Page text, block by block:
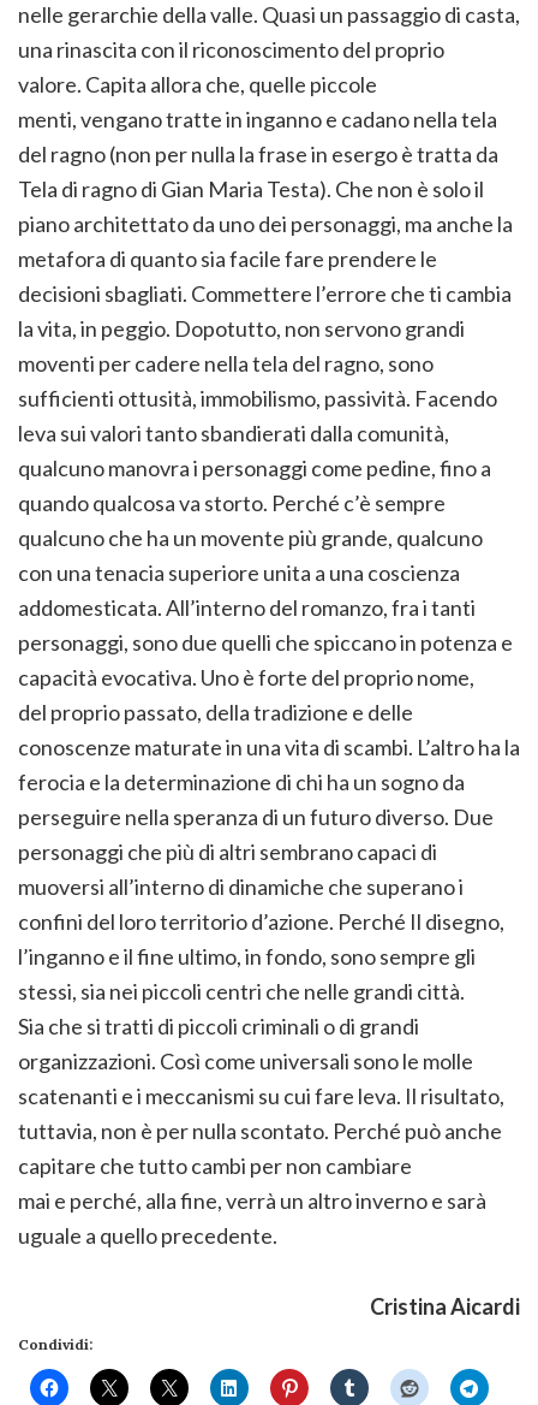
nelle gerarchie della valle. Quasi un passaggio di casta,
una rinascita con il riconoscimento del proprio
valore. Capita allora che, quelle piccole
menti, vengano tratte in inganno e cadano nella tela
del ragno (non per nulla la frase in esergo è tratta da
Tela di ragno di Gian Maria Testa). Che non è solo il
piano architettato da uno dei personaggi, ma anche la
metafora di quanto sia facile fare prendere le
decisioni sbagliati. Commettere l’errore che ti cambia
la vita, in peggio. Dopotutto, non servono grandi
moventi per cadere nella tela del ragno, sono
sufficienti ottusità, immobilismo, passività. Facendo
leva sui valori tanto sbandierati dalla comunità,
qualcuno manovra i personaggi come pedine, fino a
quando qualcosa va storto. Perché c’è sempre
qualcuno che ha un movente più grande, qualcuno
con una tenacia superiore unita a una coscienza
addomesticata. All’interno del romanzo, fra i tanti
personaggi, sono due quelli che spiccano in potenza e
capacità evocativa. Uno è forte del proprio nome,
del proprio passato, della tradizione e delle
conoscenze maturate in una vita di scambi. L’altro ha la
ferocia e la determinazione di chi ha un sogno da
perseguire nella speranza di un futuro diverso. Due
personaggi che più di altri sembrano capaci di
muoversi all’interno di dinamiche che superano i
confini del loro territorio d’azione. Perché Il disegno,
l’inganno e il fine ultimo, in fondo, sono sempre gli
stessi, sia nei piccoli centri che nelle grandi città.
Sia che si tratti di piccoli criminali o di grandi
organizzazioni. Così come universali sono le molle
scatenanti e i meccanismi su cui fare leva. Il risultato,
tuttavia, non è per nulla scontato. Perché può anche
capitare che tutto cambi per non cambiare
mai e perché, alla fine, verrà un altro inverno e sarà
uguale a quello precedente.
Cristina Aicardi
Condividi: